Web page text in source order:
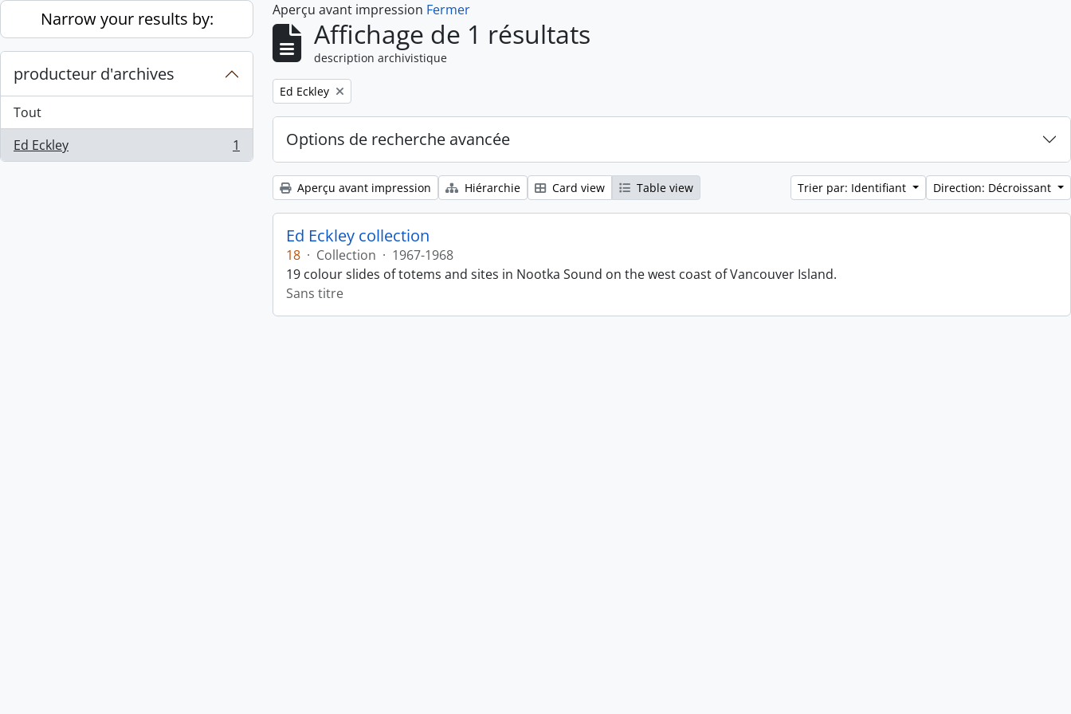
Skip to main content
Narrow your results by:
producteur d'archives
Tout
Ed Eckley
, 1 résultats 1
Aperçu avant impression Fermer
Affichage de 1 résultats
description archivistique
Remove filter:
Ed Eckley
Options de recherche avancée
Aperçu avant impression Hiérarchie Card view Table view Trier par: Identifiant Direction: Décroissant
Ed Eckley collection
18 · Collection · 1967-1968
19 colour slides of totems and sites in Nootka Sound on the west coast of Vancouver Island.
Sans titre